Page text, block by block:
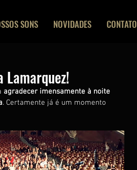
SONS NOVIDADES CONTATO
agradecer imensamente à noite
. Certamente já é um momento